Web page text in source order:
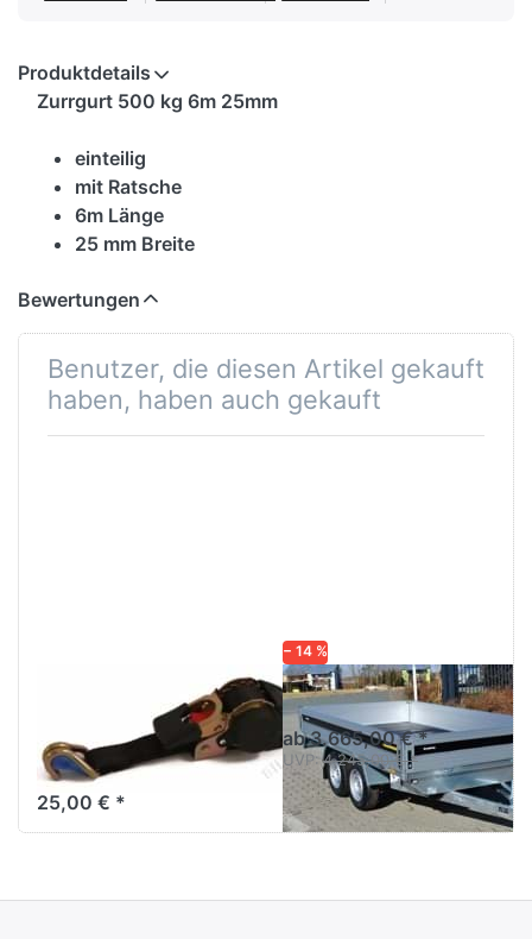
Produktdetails
Zurrgurt 500 kg 6m 25mm
einteilig
mit Ratsche
6m Länge
25 mm Breite
Bewertungen
Benutzer, die diesen Artikel gekauft
haben, haben auch gekauft
Automatik 750
daN
25,00 € *
− 14 %
5325 ATB
ab 3.665,00 € *
UVP: 4.245,00 € *